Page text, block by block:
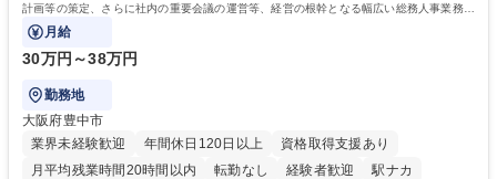
計画等の策定、さらに社内の重要会議の運営等、経営の根幹となる幅広い総務人事業務全
般を担当していただきます。
月給
30万円～38万円
勤務地
大阪府豊中市
業界未経験歓迎
年間休日120日以上
資格取得支援あり
月平均残業時間20時間以内
転勤なし 経験者歓迎
駅ナカ